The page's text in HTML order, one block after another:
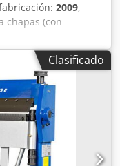
2009,
chapas (con
de plegado mín.:
mín.: 1,5 - 2 x
mm máxima
120 mm ajuste
perfil de caja mín.
(AnxF): 1700 x 550
mm peso: 560 kg
Clasificado